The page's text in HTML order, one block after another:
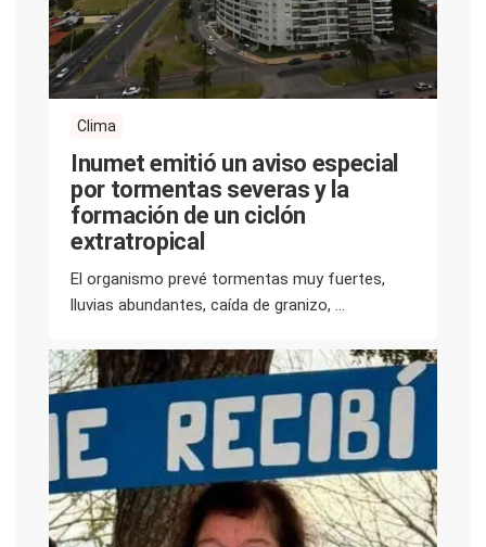
Clima
Inumet emitió un aviso especial
por tormentas severas y la
formación de un ciclón
extratropical
El organismo prevé tormentas muy fuertes,
lluvias abundantes, caída de granizo, ...